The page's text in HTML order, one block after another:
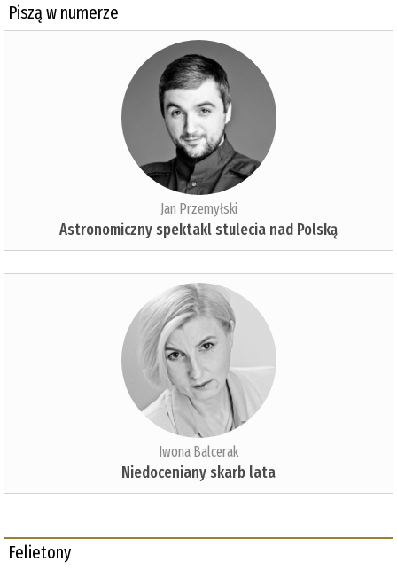
Piszą w numerze
Jan Przemyłski
Astronomiczny spektakl stulecia nad Polską
Iwona Balcerak
Niedoceniany skarb lata
Felietony